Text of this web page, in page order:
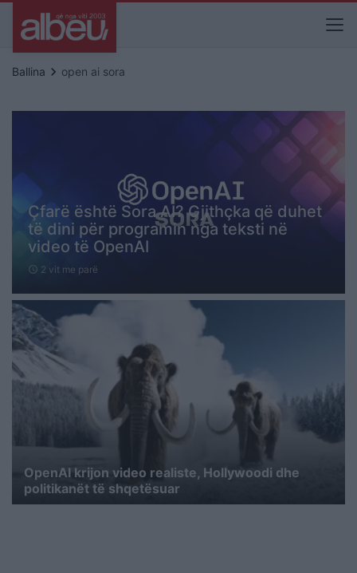
Ballina keyboard_arrow_right open ai sora
Çfarë është Sora AI? Gjithçka që duhet
të dini për programin nga teksti në
video të OpenAI
schedule 2 vit me parë
OpenAI krijon video realiste, Hollywoodi dhe
politikanët të shqetësuar